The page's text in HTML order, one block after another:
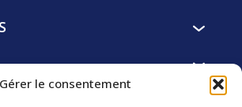
Gérer le consentement
valeurs